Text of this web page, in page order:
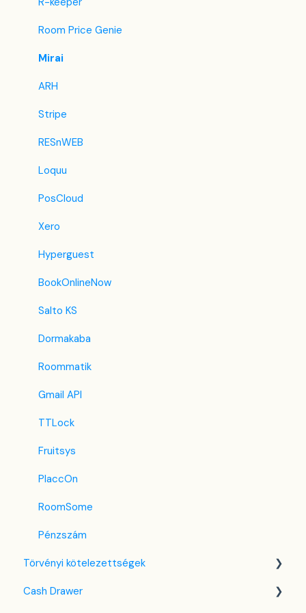
Easytobook
Despegar
Ctrip / Trip.com
Feratel
Jet2Holidays
Tomas
VRBO / Homeaway
Szálláskérés.hu
Szállás.hu / Szállásgroup.hu
Utazzitthon.hu
iCal
Revato (RoomGuru)
JacTravel
101 Hotels
TabletHotels
Lastminute
Splendia
TravelRepublic
Emerging Travel Group (Ostrovok)
Hotelbeds
Tripadvisor
Room Price Genie
Mirai
ARH
Stripe
RESnWEB
Loquu
PosCloud
Xero
Hyperguest
BookOnlineNow
Salto KS
Dormakaba
Roommatik
Gmail API
TTLock
Fruitsys
PlaccOn
RoomSome
Pénzszám
Törvényi kötelezettségek
NTAK tudás bázis
Cash Drawer